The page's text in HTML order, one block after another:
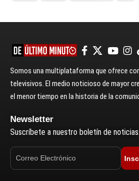
Somos una multiplataforma que ofrece
televisivos. El medio noticioso de mayor
el menor tiempo en la historia de la
Newsletter
Suscríbete a nuestro boletín de noticias.